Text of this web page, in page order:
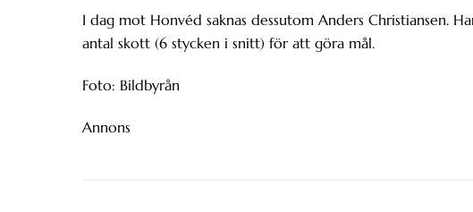
I dag mot Honvéd saknas dessutom Anders Christiansen.
antal skott (6 stycken i snitt) för att göra mål.
Foto: Bildbyrån
Annons